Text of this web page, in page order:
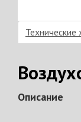
Технические
Описание